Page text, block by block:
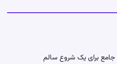
برای یک شروع سالم